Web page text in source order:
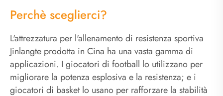
Perchè sceglierci?
L'attrezzatura per l'allenamento di resistenza sportiva
Jinlangte prodotta in Cina ha una vasta gamma di
applicazioni. I giocatori di football lo utilizzano per
migliorare la potenza esplosiva e la resistenza; e i
giocatori di basket lo usano per rafforzare la stabilità